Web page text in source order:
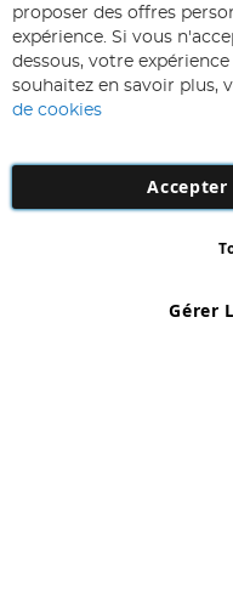
Inscription
à
d’information
:
proposer des offres
expérience. Si vous
dessous, votre
souhaitez en savoir plus,
de cookies
Accepter
Gérer